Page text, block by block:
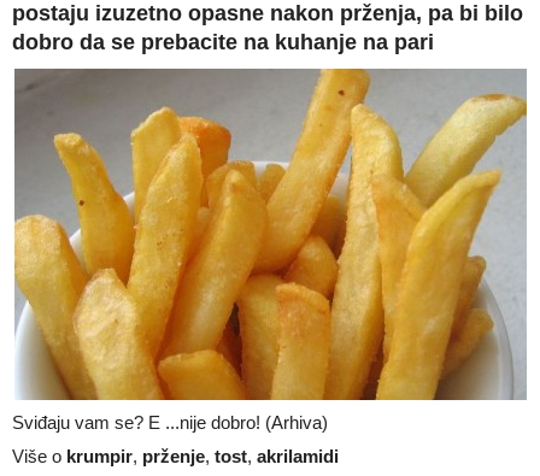
postaju izuzetno opasne nakon prženja, pa bi bilo
dobro da se prebacite na kuhanje na pari
Sviđaju vam se? E ...nije dobro! (Arhiva)
Više o krumpir, prženje, tost, akrilamidi